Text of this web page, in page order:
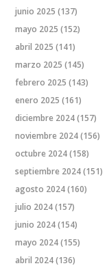
junio 2025 (137)
mayo 2025 (152)
abril 2025 (141)
marzo 2025 (145)
febrero 2025 (143)
enero 2025 (161)
diciembre 2024(157)
noviembre 2024(156)
octubre 2024(158)
septiembre 2024(151)
agosto 2024(160)
julio 2024(157)
junio 2024(154)
mayo 2024(155)
abril 2024(136)